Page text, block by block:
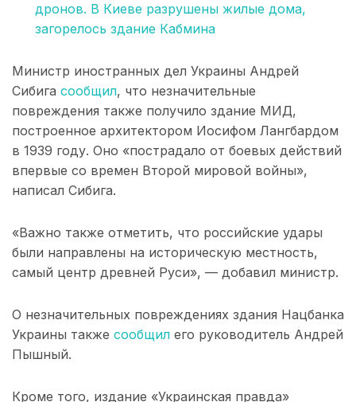
дронов. В Киеве разрушены жилые дома,
загорелось здание Кабмина
Министр иностранных дел Украины Андрей
Сибига сообщил, что незначительные
повреждения также получило здание МИД,
построенное архитектором Иосифом Лангбардом
в 1939 году. Оно «пострадало от боевых действий
впервые со времен Второй мировой войны»,
написал Сибига.
«Важно также отметить, что российские удары
были направлены на историческую местность,
самый центр древней Руси», — добавил министр.
О незначительных повреждениях здания Нацбанка
Украины также сообщил его руководитель Андрей
Пышный.
Кроме того, издание «Украинская правда»